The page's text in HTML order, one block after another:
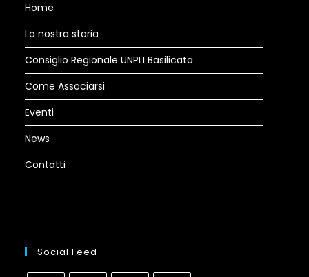
Home
La nostra storia
Consiglio Regionale UNPLI Basilicata
Come Associarsi
Eventi
News
Contatti
Social Feed